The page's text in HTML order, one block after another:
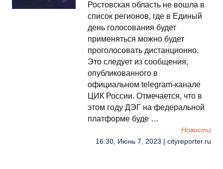
Ростовская область не вошла в
список регионов, где в Единый
день голосования будет
применяться можно будет
проголосовать дистанционно.
Это следует из сообщения,
опубликованного в
официальном telegram-канале
ЦИК России. Отмечается, что в
этом году ДЭГ на федеральной
платформе буде …
Новости
16:30, Июнь 7, 2023 | cityreporter.ru